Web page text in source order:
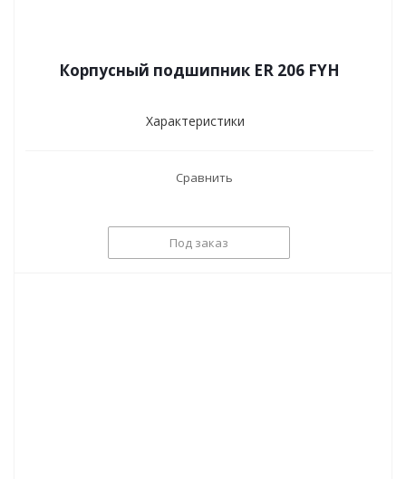
Корпусный подшипник ER 206 FYH
Характеристики
Сравнить
Под заказ